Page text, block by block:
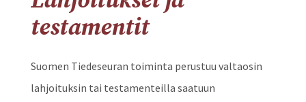
testamentit
Suomen Tiedeseuran toiminta perustuu valtaosin
lahjoituksin tai testamenteilla saatuun